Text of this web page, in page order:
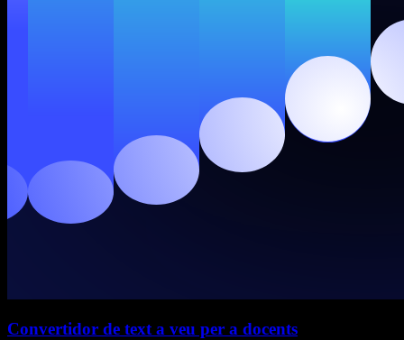
Convertidor de text a veu per a docents